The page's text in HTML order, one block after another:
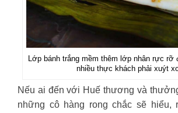
Lớp bánh trắng mềm thêm lớp nhân rực rỡ
nhiều thực khách phải xuýt
Nếu ai đến với Huế thương và
những cô hàng rong chắc sẽ hiểu,